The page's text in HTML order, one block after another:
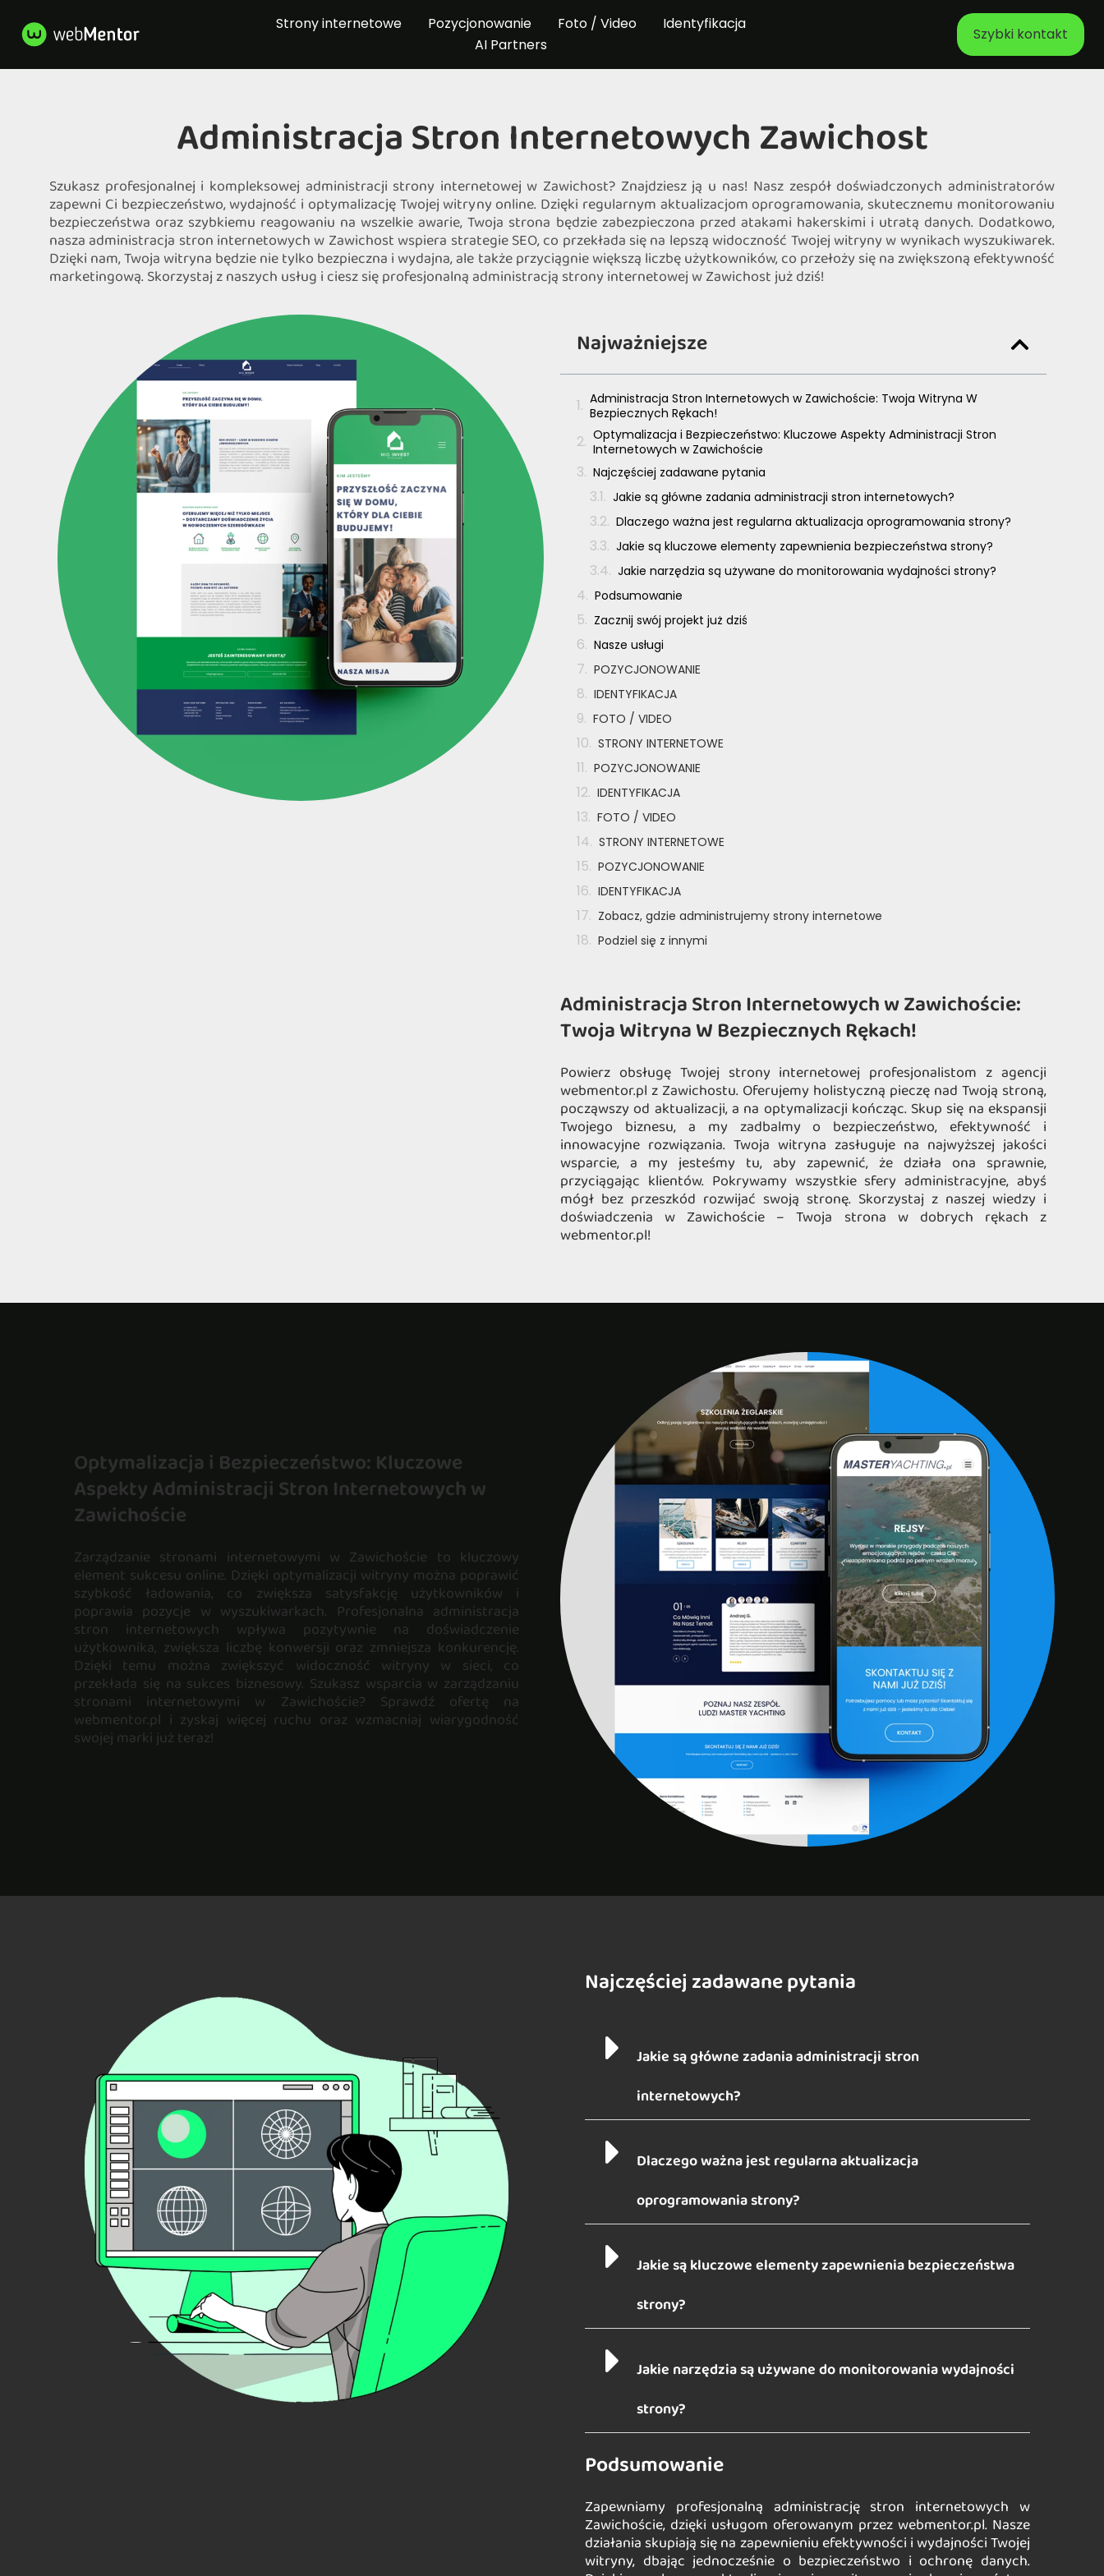
Strony internetowe Pozycjonowanie Foto / Video
Identyfikacja
AI Partners
Szybki kontakt
Administracja Stron Internetowych Zawichost
Szukasz profesjonalnej i kompleksowej administracji strony internetowej w Zawichost? Znajdziesz ją u nas! Nasz zespół doświadczonych administratorów
zapewni Ci bezpieczeństwo, wydajność i optymalizację Twojej witryny online. Dzięki regularnym aktualizacjom oprogramowania, skutecznemu monitorowaniu
bezpieczeństwa oraz szybkiemu reagowaniu na wszelkie awarie, Twoja strona będzie zabezpieczona przed atakami hakerskimi i utratą danych. Dodatkowo,
nasza administracja stron internetowych w Zawichost wspiera strategie SEO, co przekłada się na lepszą widoczność Twojej witryny w wynikach wyszukiwarek.
Dzięki nam, Twoja witryna będzie nie tylko bezpieczna i wydajna, ale także przyciągnie większą liczbę użytkowników, co przełoży się na zwiększoną efektywność
marketingową. Skorzystaj z naszych usług i ciesz się profesjonalną administracją strony internetowej w Zawichost już dziś!
Najważniejsze
Administracja Stron Internetowych w Zawichoście: Twoja Witryna W
Bezpiecznych Rękach!
Optymalizacja i Bezpieczeństwo: Kluczowe Aspekty Administracji Stron
Internetowych w Zawichoście
Najczęściej zadawane pytania
Jakie są główne zadania administracji stron internetowych?
Dlaczego ważna jest regularna aktualizacja oprogramowania strony?
Jakie są kluczowe elementy zapewnienia bezpieczeństwa strony?
Jakie narzędzia są używane do monitorowania wydajności strony?
Podsumowanie
Zacznij swój projekt już dziś
Nasze usługi
POZYCJONOWANIE
IDENTYFIKACJA
FOTO / VIDEO
STRONY INTERNETOWE
POZYCJONOWANIE
IDENTYFIKACJA
FOTO / VIDEO
STRONY INTERNETOWE
POZYCJONOWANIE
IDENTYFIKACJA
Zobacz, gdzie administrujemy strony internetowe
Podziel się z innymi
Administracja Stron Internetowych w Zawichoście:
Twoja Witryna W Bezpiecznych Rękach!
Powierz obsługę Twojej strony internetowej profesjonalistom z agencji
webmentor.pl z Zawichostu. Oferujemy holistyczną pieczę nad Twoją stroną,
począwszy od aktualizacji, a na optymalizacji kończąc. Skup się na ekspansji
Twojego biznesu, a my zadbalmy o bezpieczeństwo, efektywność i
innowacyjne rozwiązania. Twoja witryna zasługuje na najwyższej jakości
wsparcie, a my jesteśmy tu, aby zapewnić, że działa ona sprawnie,
przyciągając klientów. Pokrywamy wszystkie sfery administracyjne, abyś
mógł bez przeszkód rozwijać swoją stronę. Skorzystaj z naszej wiedzy i
doświadczenia w Zawichoście – Twoja strona w dobrych rękach z
webmentor.pl!
Optymalizacja i Bezpieczeństwo: Kluczowe
Aspekty Administracji Stron Internetowych w
Zawichoście
Zarządzanie stronami internetowymi w Zawichoście to kluczowy
element sukcesu online. Dzięki optymalizacji witryny można poprawić
szybkość ładowania, co zwiększa satysfakcję użytkowników i
poprawia pozycje w wyszukiwarkach. Profesjonalna administracja
stron internetowych wpływa pozytywnie na doświadczenie
użytkownika, zwiększa liczbę konwersji oraz zmniejsza konkurencję.
Dzięki temu można zwiększyć widoczność witryny w sieci, co
przekłada się na sukces biznesowy. Szukasz wsparcia w zarządzaniu
stronami internetowymi w Zawichoście? Sprawdź ofertę na
webmentor.pl i zyskaj więcej ruchu oraz wzmacniaj wiarygodność
swojej marki już teraz!
Najczęściej zadawane pytania
Jakie są główne zadania administracji stron
internetowych?
Dlaczego ważna jest regularna aktualizacja
oprogramowania strony?
Jakie są kluczowe elementy zapewnienia bezpieczeństwa
strony?
Jakie narzędzia są używane do monitorowania wydajności
strony?
Podsumowanie
Zapewniamy profesjonalną administrację stron internetowych w
Zawichoście, dzięki usługom oferowanym przez webmentor.pl. Nasze
działania skupiają się na zapewnieniu efektywności i wydajności Twojej
witryny, dbając jednocześnie o bezpieczeństwo i ochronę danych.